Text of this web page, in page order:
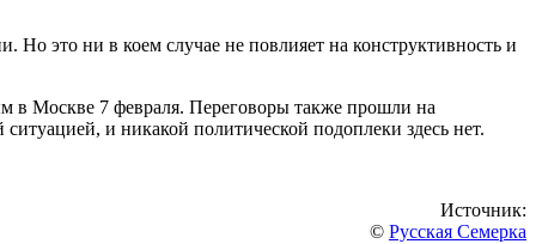
это ни в коем случае не повлияет на конструктивность и
в Москве 7 февраля. Переговоры также прошли на
и никакой политической подоплеки здесь нет.
Источник:
© Русская Семерка